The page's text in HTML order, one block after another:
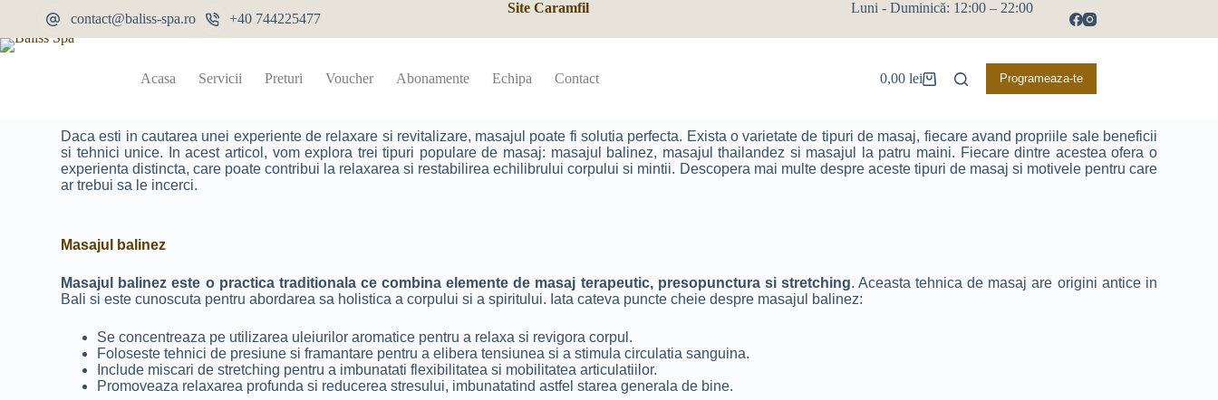
contact@baliss-spa.ro +40 744225477
Site Caramfil Luni - Duminică: 12:00 – 22:00
Acasa Servicii Preturi Voucher Abonamente Echipa Contact 0,00 lei Programeaza-te
Daca esti in cautarea unei experiente de relaxare si revitalizare, masajul poate fi solutia perfecta. Exista o varietate de tipuri de masaj, fiecare avand propriile sale beneficii
si tehnici unice. In acest articol, vom explora trei tipuri populare de masaj: masajul balinez, masajul thailandez si masajul la patru maini. Fiecare dintre acestea ofera o
experienta distincta, care poate contribui la relaxarea si restabilirea echilibrului corpului si mintii. Descopera mai multe despre aceste tipuri de masaj si motivele pentru care
ar trebui sa le incerci.
Masajul balinez
Masajul balinez este o practica traditionala ce combina elemente de masaj terapeutic, presopunctura si stretching. Aceasta tehnica de masaj are origini antice in
Bali si este cunoscuta pentru abordarea sa holistica a corpului si a spiritului. Iata cateva puncte cheie despre masajul balinez:
Se concentreaza pe utilizarea uleiurilor aromatice pentru a relaxa si revigora corpul.
Foloseste tehnici de presiune si framantare pentru a elibera tensiunea si a stimula circulatia sanguina.
Include miscari de stretching pentru a imbunatati flexibilitatea si mobilitatea articulatiilor.
Promoveaza relaxarea profunda si reducerea stresului, imbunatatind astfel starea generala de bine.